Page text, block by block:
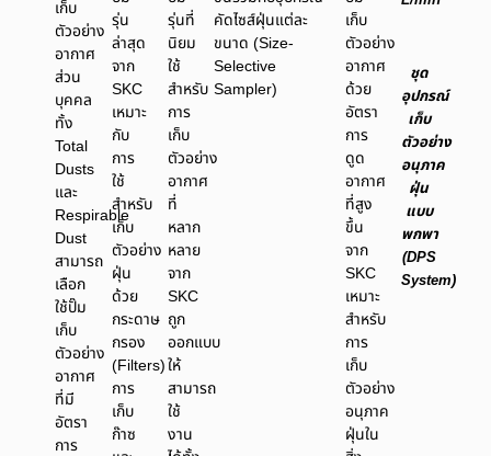
เก็บ
ตัวอย่าง
อากาศ
ส่วน
บุคคล
ทั้ง
Total
Dusts
และ
Respirable
Dust
สามารถ
เลือก
ใช้ปั๊ม
เก็บ
ตัวอย่าง
อากาศ
ที่มี
อัตรา
การ
รุ่น
ล่าสุด
จาก
SKC
เหมาะ
กับ
การ
ใช้
สำหรับ
เก็บ
ตัวอย่าง
ฝุ่น
ด้วย
กระดาษ
กรอง
(Filters)
การ
เก็บ
ก๊าซ
รุ่นที่
นิยม
ใช้
สำหรับ
การ
เก็บ
ตัวอย่าง
อากาศ
ที่
หลาก
หลาย
จาก
SKC
ถูก
ออกแบบ
ให้
สามารถ
ใช้
งาน
คัดไซส์ฝุ่นแต่ละ
ขนาด (Size-
Selective
Sampler)
เก็บ
ตัวอย่าง
อากาศ
ด้วย
อัตรา
การ
ดูด
อากาศ
ที่สูง
ขึ้น
จาก
SKC
เหมาะ
สำหรับ
การ
เก็บ
ตัวอย่าง
อนุภาค
ฝุ่นใน
ชุด
อุปกรณ์
เก็บ
ตัวอย่าง
อนุภาค
ฝุ่น
แบบ
พกพา
(DPS
System)